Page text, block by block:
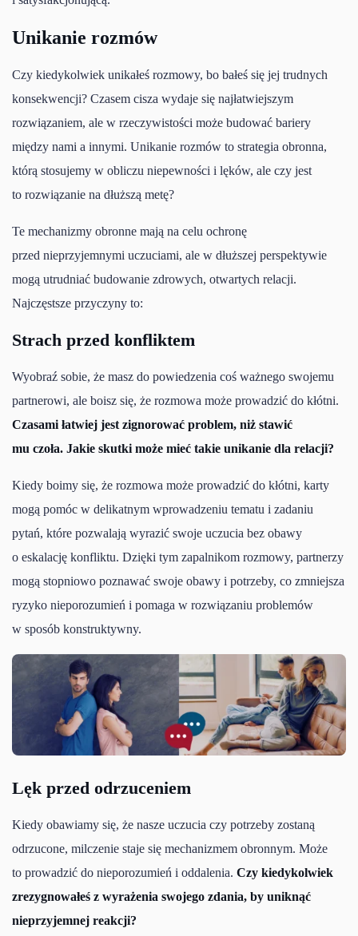
Unikanie rozmów
Czy kiedykolwiek unikałeś rozmowy, bo bałeś się jej trudnych
konsekwencji? Czasem cisza wydaje się najłatwiejszym
rozwiązaniem, ale w rzeczywistości może budować bariery
między nami a innymi. Unikanie rozmów to strategia obronna,
którą stosujemy w obliczu niepewności i lęków, ale czy jest
to rozwiązanie na dłuższą metę?
Te mechanizmy obronne mają na celu ochronę
przed nieprzyjemnymi uczuciami, ale w dłuższej perspektywie
mogą utrudniać budowanie zdrowych, otwartych relacji.
Najczęstsze przyczyny to:
Strach przed konfliktem
Wyobraź sobie, że masz do powiedzenia coś ważnego swojemu
partnerowi, ale boisz się, że rozmowa może prowadzić do kłótni.
Czasami łatwiej jest zignorować problem, niż stawić
mu czoła. Jakie skutki może mieć takie unikanie dla relacji?
Kiedy boimy się, że rozmowa może prowadzić do kłótni, karty
mogą pomóc w delikatnym wprowadzeniu tematu i zadaniu
pytań, które pozwalają wyrazić swoje uczucia bez obawy
o eskalację konfliktu. Dzięki tym zapalnikom rozmowy, partnerzy
mogą stopniowo poznawać swoje obawy i potrzeby, co zmniejsza
ryzyko nieporozumień i pomaga w rozwiązaniu problemów
w sposób konstruktywny.
Lęk przed odrzuceniem
Kiedy obawiamy się, że nasze uczucia czy potrzeby zostaną
odrzucone, milczenie staje się mechanizmem obronnym. Może
to prowadzić do nieporozumień i oddalenia. Czy kiedykolwiek
zrezygnowałeś z wyrażenia swojego zdania, by uniknąć
nieprzyjemnej reakcji?